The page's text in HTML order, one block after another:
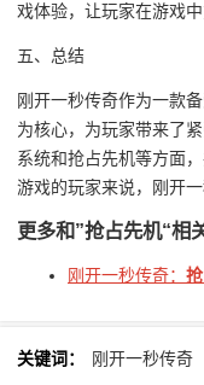
戏体验，让玩家在游戏中
五、总结
刚开一秒传奇作为一款
为核心，为玩家带来了
系统和抢占先机等方面
游戏的玩家来说，刚开
更多和”抢占先机“相
刚开一秒传奇：
关键词： 刚开一秒传奇